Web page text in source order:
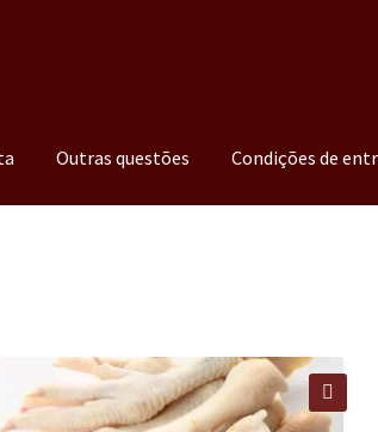
Outras questões Condições de
🔍